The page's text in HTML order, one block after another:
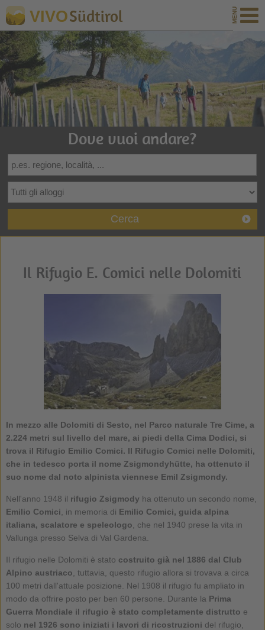
VIVOSüdtirol
Dove vuoi andare?
Cerca
Il Rifugio E. Comici nelle Dolomiti
In mezzo alle Dolomiti di Sesto, nel Parco naturale Tre Cime, a
2.224 metri sul livello del mare, ai piedi della Cima Dodici, si
trova il Rifugio Emilio Comici. Il Rifugio Comici nelle Dolomiti,
che in tedesco porta il nome Zsigmondyhütte, ha ottenuto il
suo nome dal noto alpinista viennese Emil Zsigmondy.
Nell'anno 1948 il rifugio Zsigmodyha ottenuto un secondo nome,
Emilio Comici , in memoria di Emilio Comici, guida alpina
italiana, scalatore e speleologo , che nel 1940 prese la vita in
Vallunga presso Selva di Val Gardena.
Il rifugio nelle Dolomiti è stato costruito già nel 1886 dal Club
Alpino austriaco , tuttavia, questo rifugio allora si trovava a circa
100 metri dall'attuale posizione. Nel 1908 il rifugio fu ampliato in
modo da offrire posto per ben 60 persone. Durante la Prima
Guerra Mondiale il rifugio è stato completamente distrutto e
solo nel 1926 sono iniziati i lavori di ricostruzioni del rifugio,